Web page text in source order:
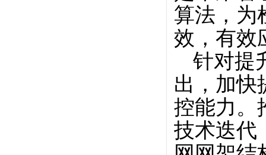
算法，为
效，有效
针对提
出，加快
控能力。
技术迭代